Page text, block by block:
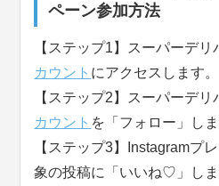
ペーン参加方法
【ステップ1】スーパーデリ
カウント にアクセスします。
【ステップ2】スーパーデリ
カウント を「フォロー」しま
【ステップ3】Instagramプ
象の投稿に「いいね♡」しま